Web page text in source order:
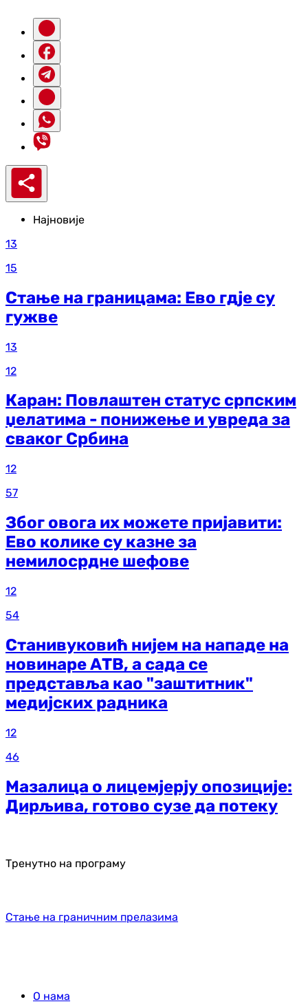
Најновије
13
15
Стање на границама: Ево гдје су
гужве
13
12
Каран: Повлаштен статус српским
џелатима - понижење и увреда за
сваког Србина
12
57
Због овога их можете пријавити:
Ево колике су казне за
немилосрдне шефове
12
54
Станивуковић нијем на нападе на
новинаре АТВ, а сада се
представља као "заштитник"
медијских радника
12
46
Мазалица о лицемјерју опозиције:
Дирљива, готово сузе да потеку
Тренутно на програму
Стање на граничним прелазима
О нама